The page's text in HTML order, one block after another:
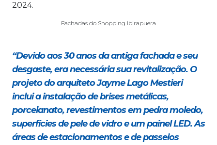
2024.
Fachadas do Shopping Ibirapuera
“Devido aos 30 anos da antiga fachada e seu
desgaste, era necessária sua revitalização. O
projeto do arquiteto Jayme Lago Mestieri
inclui a instalação de brises metálicas,
porcelanato, revestimentos em pedra moledo,
superfícies de pele de vidro e um painel LED. As
áreas de estacionamentos e de passeios